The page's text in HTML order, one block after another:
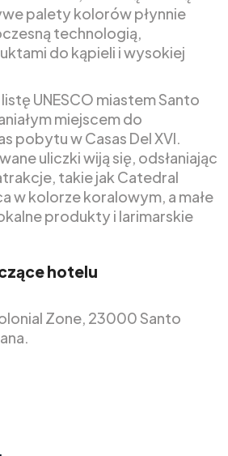
palety kolorów płynnie
technologią,
do kąpieli i wysokiej
UNESCO miastem Santo
miejscem do
pobytu w Casas Del XVI.
uliczki wiją się, odsłaniając
takie jak Catedral
w kolorze koralowym, a małe
produkty i larimarskie
hotelu
Zone, 23000 Santo